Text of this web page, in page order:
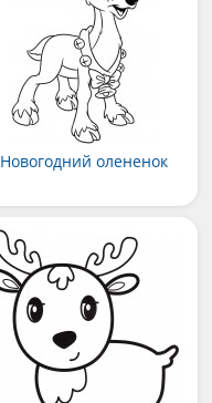
Новогодний олененок